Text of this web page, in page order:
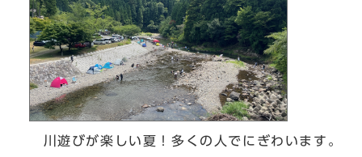
川遊びが楽しい夏！多くの人でにぎわいます。